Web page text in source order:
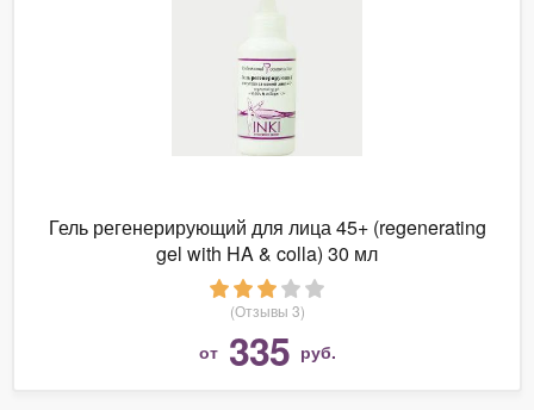
Гель регенерирующий для лица 45+ (regenerating
gel with HA & colla) 30 мл
(Отзывы 3)
от 335 руб.